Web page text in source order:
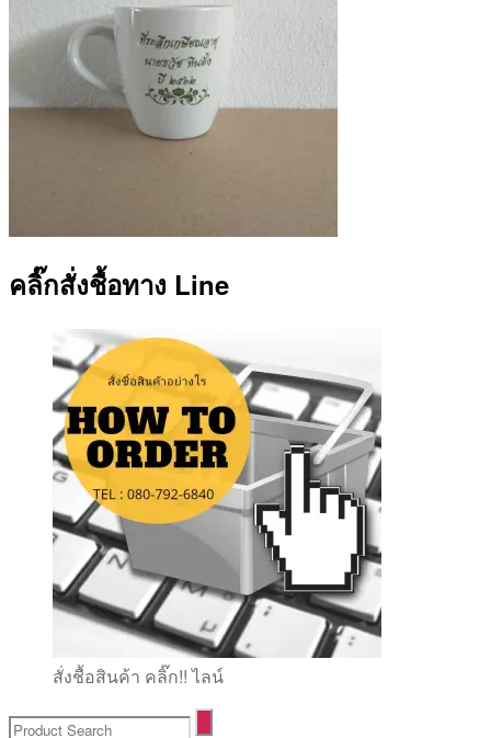
คลิ๊กสั่งชื้อทาง Line
สั่งชื้อสินค้า คลิ๊ก!! ไลน์